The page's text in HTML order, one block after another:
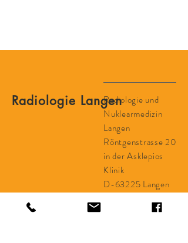
Radiologie LangenRadiologie und
Nuklearmedizin
Langen
Röntgenstrasse 20
in der Asklepios
Klinik
D-63225 Langen
Öffnungszeiten Mo. bis Fr.